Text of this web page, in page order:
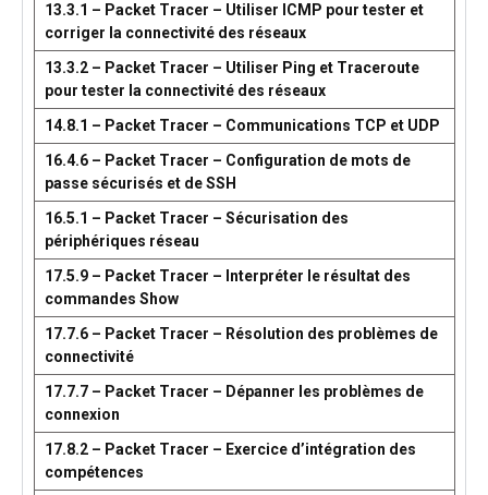
13.3.1 – Packet Tracer – Utiliser ICMP pour tester et
corriger la connectivité des réseaux
13.3.2 – Packet Tracer – Utiliser Ping et Traceroute
pour tester la connectivité des réseaux
14.8.1 – Packet Tracer – Communications TCP et UDP
16.4.6 – Packet Tracer – Configuration de mots de
passe sécurisés et de SSH
16.5.1 – Packet Tracer – Sécurisation des
périphériques réseau
17.5.9 – Packet Tracer – Interpréter le résultat des
commandes Show
17.7.6 – Packet Tracer – Résolution des problèmes de
connectivité
17.7.7 – Packet Tracer – Dépanner les problèmes de
connexion
17.8.2 – Packet Tracer – Exercice d’intégration des
compétences